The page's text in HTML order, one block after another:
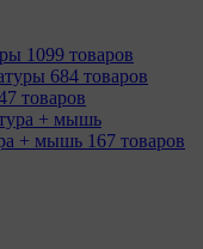
1099 товаров
684 товаров
товаров
+ мышь 167 товаров